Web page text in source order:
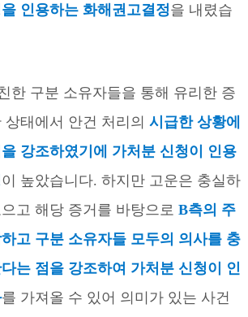
인용하는 화해권고결정을 내렸습
한 구분 소유자들을 통해 유리한 증
태에서 안건 처리의 시급한 상황에
강조하였기에 가처분 신청이 인용
이 높았습니다. 하지만 고운은 충실하
고 해당 증거를 바탕으로 B측의 주
고 구분 소유자들 모두의 의사를 충
는 점을 강조하여 가처분 신청이 인
를 가져올 수 있어 의미가 있는 사건